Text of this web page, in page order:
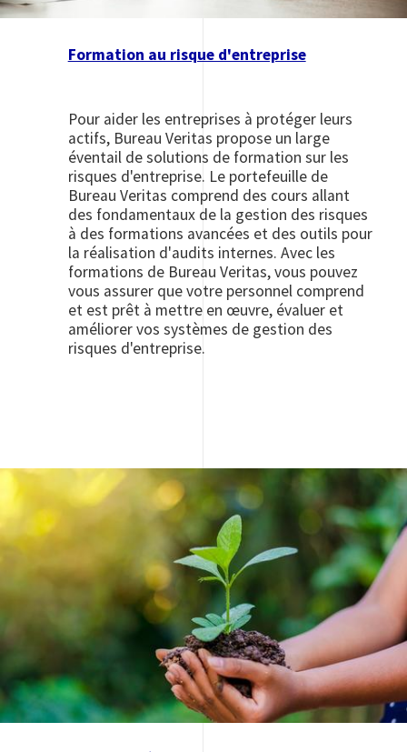
Formation au risque d'entreprise
Pour aider les entreprises à protéger leurs
actifs, Bureau Veritas propose un large
éventail de solutions de formation sur les
risques d'entreprise. Le portefeuille de
Bureau Veritas comprend des cours allant
des fondamentaux de la gestion des risques
à des formations avancées et des outils pour
la réalisation d'audits internes. Avec les
formations de Bureau Veritas, vous pouvez
vous assurer que votre personnel comprend
et est prêt à mettre en œuvre, évaluer et
améliorer vos systèmes de gestion des
risques d'entreprise.
Image